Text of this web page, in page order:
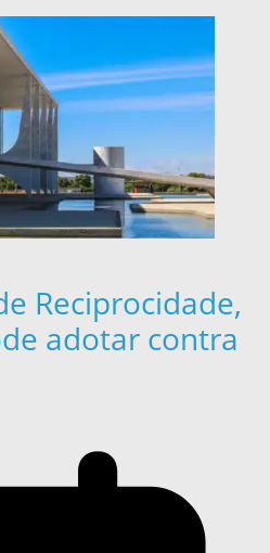
Reciprocidade,
adotar contra